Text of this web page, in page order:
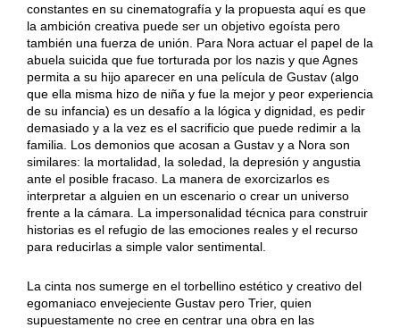
constantes en su cinematografía y la propuesta aquí es que
la ambición creativa puede ser un objetivo egoísta pero
también una fuerza de unión. Para Nora actuar el papel de la
abuela suicida que fue torturada por los nazis y que Agnes
permita a su hijo aparecer en una película de Gustav (algo
que ella misma hizo de niña y fue la mejor y peor experiencia
de su infancia) es un desafío a la lógica y dignidad, es pedir
demasiado y a la vez es el sacrificio que puede redimir a la
familia. Los demonios que acosan a Gustav y a Nora son
similares: la mortalidad, la soledad, la depresión y angustia
ante el posible fracaso. La manera de exorcizarlos es
interpretar a alguien en un escenario o crear un universo
frente a la cámara. La impersonalidad técnica para construir
historias es el refugio de las emociones reales y el recurso
para reducirlas a simple valor sentimental.
La cinta nos sumerge en el torbellino estético y creativo del
egomaniaco envejeciente Gustav pero Trier, quien
supuestamente no cree en centrar una obra en las